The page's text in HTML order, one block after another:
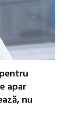
apar
nu